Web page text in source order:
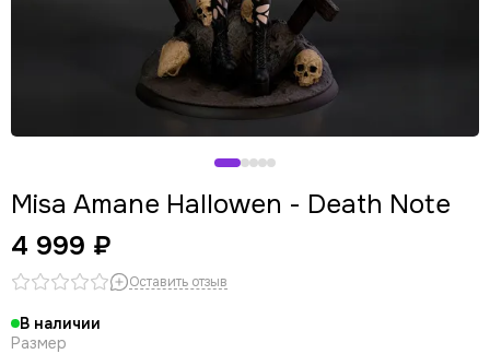
Panty & Stocking with Garterbelt
Misa Amane Hallowen - Death Note
4 999 ₽
Оставить отзыв
В наличии
Размер